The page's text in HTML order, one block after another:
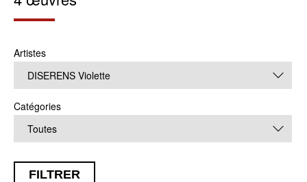
Artistes
DISERENS Violette
Catégories
Toutes